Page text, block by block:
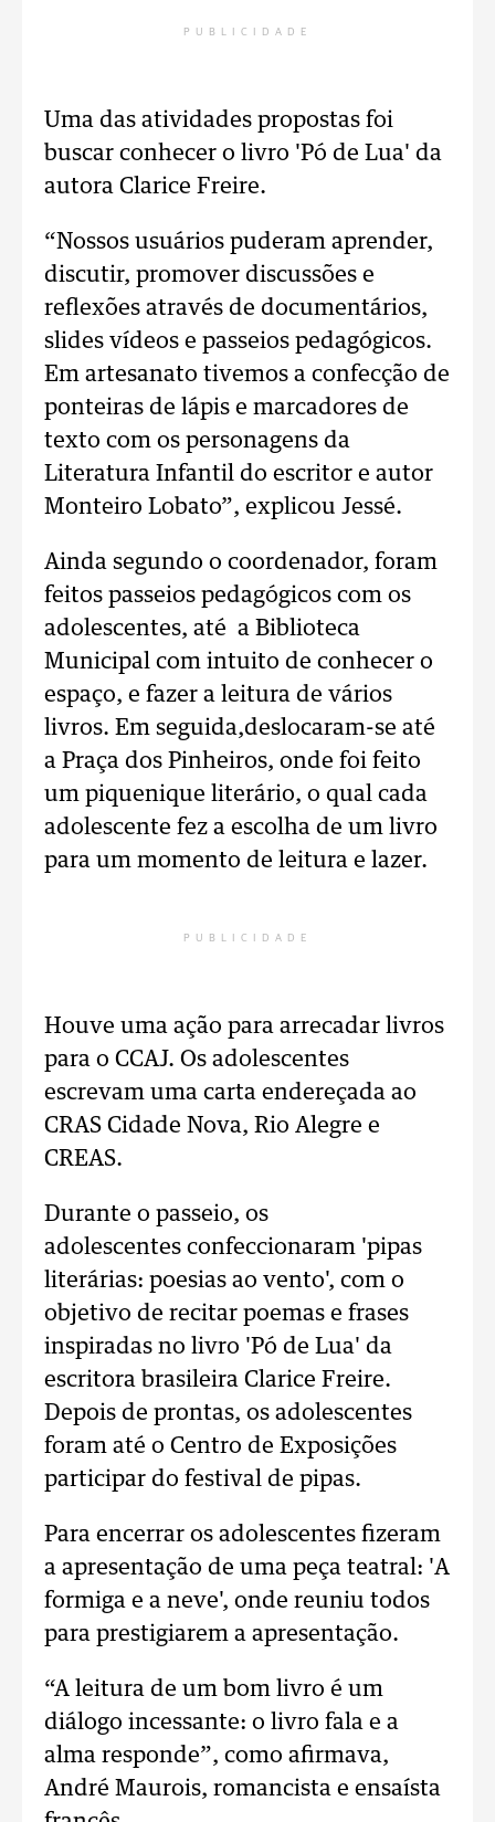
PUBLICIDADE
Uma das atividades propostas foi
buscar conhecer o livro 'Pó de Lua' da
autora Clarice Freire.
“Nossos usuários puderam aprender,
discutir, promover discussões e
reflexões através de documentários,
slides vídeos e passeios pedagógicos.
Em artesanato tivemos a confecção de
ponteiras de lápis e marcadores de
texto com os personagens da
Literatura Infantil do escritor e autor
Monteiro Lobato”, explicou Jessé.
Ainda segundo o coordenador, foram
feitos passeios pedagógicos com os
adolescentes, até a Biblioteca
Municipal com intuito de conhecer o
espaço, e fazer a leitura de vários
livros. Em seguida,deslocaram-se até
a Praça dos Pinheiros, onde foi feito
um piquenique literário, o qual cada
adolescente fez a escolha de um livro
para um momento de leitura e lazer.
PUBLICIDADE
Houve uma ação para arrecadar livros
para o CCAJ. Os adolescentes
escrevam uma carta endereçada ao
CRAS Cidade Nova, Rio Alegre e
CREAS.
Durante o passeio, os
adolescentes confeccionaram 'pipas
literárias: poesias ao vento', com o
objetivo de recitar poemas e frases
inspiradas no livro 'Pó de Lua' da
escritora brasileira Clarice Freire.
Depois de prontas, os adolescentes
foram até o Centro de Exposições
participar do festival de pipas.
Para encerrar os adolescentes fizeram
a apresentação de uma peça teatral: 'A
formiga e a neve', onde reuniu todos
para prestigiarem a apresentação.
“A leitura de um bom livro é um
diálogo incessante: o livro fala e a
alma responde”, como afirmava,
André Maurois, romancista e ensaísta